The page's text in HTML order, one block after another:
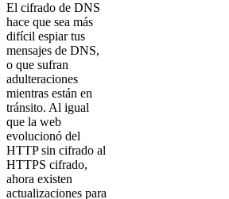
El cifrado de DNS
hace que sea más
difícil espiar tus
mensajes de DNS,
o que sufran
adulteraciones
mientras están en
tránsito. Al igual
que la web
evolucionó del
HTTP sin cifrado al
HTTPS cifrado,
ahora existen
actualizaciones para